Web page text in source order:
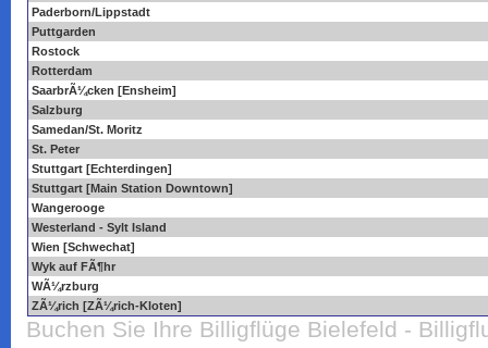
Paderborn/Lippstadt
Puttgarden
Rostock
Rotterdam
SaarbrÃ¼cken [Ensheim]
Salzburg
Samedan/St. Moritz
St. Peter
Stuttgart [Echterdingen]
Stuttgart [Main Station Downtown]
Wangerooge
Westerland - Sylt Island
Wien [Schwechat]
Wyk auf FÃ¶hr
WÃ¼rzburg
ZÃ¼rich [ZÃ¼rich-Kloten]
Buchen Sie Ihre Billigflüge Bielefeld -